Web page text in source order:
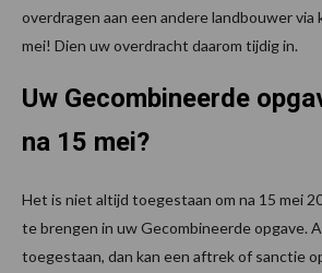
overdragen aan een andere landbouwer
mei! Dien uw overdracht daarom tijdig in.
Uw Gecombineerde
na 15 mei?
Het is niet altijd toegestaan om na 15 mei
te brengen in uw Gecombineerde opgave.
toegestaan, dan kan een aftrek of sanctie